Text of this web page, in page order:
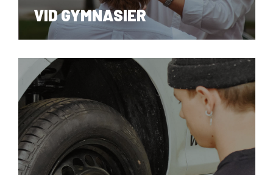
Personale
Nyheder
Elevfortællinger
Job på Viden Djurs
Kvalitet
Brochurereol
Oplæsning af tekst
VID GYMNASIER